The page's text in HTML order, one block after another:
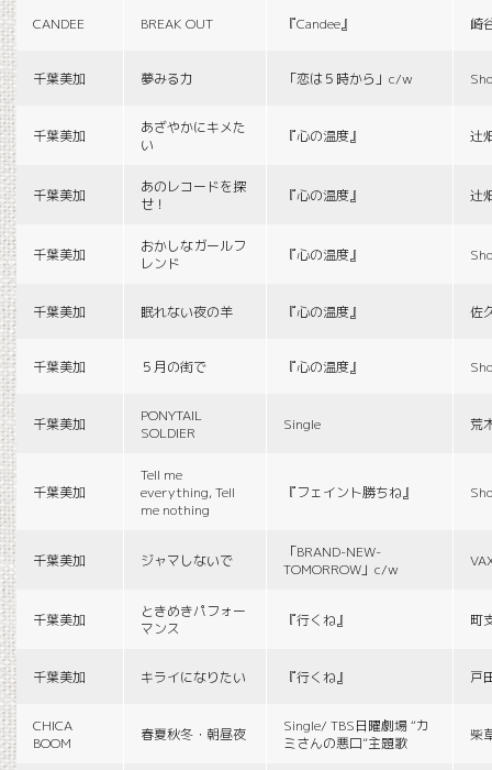
CANDEE BREAK OUT 『Candee』 崎
千葉美加 夢みる力 「恋は５時から」c/w
千葉美加
あざやかにキメた
い
『心の温度』 辻
千葉美加
あのレコードを探
せ！
『心の温度』 辻
千葉美加
おかしなガールフ
レンド
『心の温度』
千葉美加 眠れない夜の羊 『心の温度』 佐
千葉美加 ５月の街で 『心の温度』
千葉美加
PONYTAIL
SOLDIER
Single 荒
千葉美加
Tell me
everything, Tell
me nothing
『フェイント勝ちね』
千葉美加 ジャマしないで
「BRAND-NEW-
TOMORROW」c/w
千葉美加
ときめきパフォー
マンス
『行くね』 町
千葉美加 キライになりたい 『行くね』 戸
CHICA
BOOM
春夏秋冬・朝昼夜
Single/ TBS日曜劇場 “カ
ミさんの悪口”主題歌
柴